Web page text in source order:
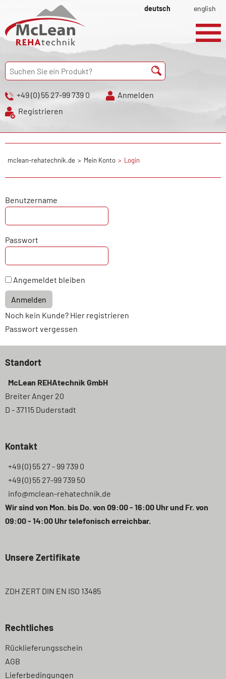
deutsch english
+49 (0) 55 27-99 739 0
Anmelden
Registrieren
mclean-rehatechnik.de Mein Konto Login
Benutzername
Passwort
Angemeldet bleiben
Anmelden
Noch kein Kunde? Hier registrieren
Passwort vergessen
Standort
McLean REHAtechnik GmbH
Breiter Anger 20
D - 37115 Duderstadt
Kontakt
+49 (0) 55 27 - 99 739 0
+49 (0) 55 27-99 739 50
info@mclean-rehatechnik.de
Wir sind von Mon. bis Do. von 09:00 - 16:00 Uhr und Fr. von
09:00 - 14:00 Uhr telefonisch erreichbar.
Unsere Zertifikate
ZDH ZERT DIN EN ISO 13485
Rechtliches
Navigation
überspringen
Rücklieferungsschein
AGB
Lieferbedingungen